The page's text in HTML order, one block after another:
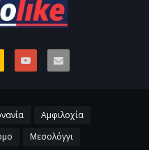
Αμφιλοχία
Μεσολόγγι